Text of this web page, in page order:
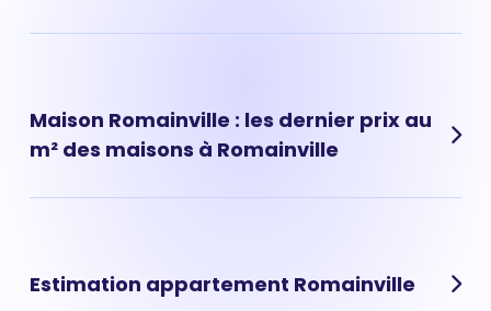
Maison Romainville : les dernier prix au
m² des maisons à Romainville
Estimation appartement Romainville